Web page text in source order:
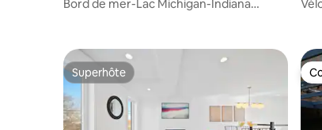
Bord de mer-Lac Michigan-Indiana
Superhôte
Superhôte